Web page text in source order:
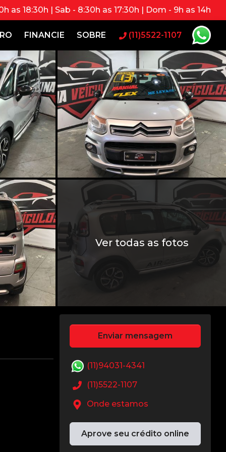
as 18:30h | Sab - 8:30h as 17:30h | Dom - 9h as 14h
FINANCIE SOBRE (11)5522-1107
Ver todas as fotos
Enviar mensagem
(11)94031-4341
(11)5522-1107
Onde estamos
Aprove seu crédito online